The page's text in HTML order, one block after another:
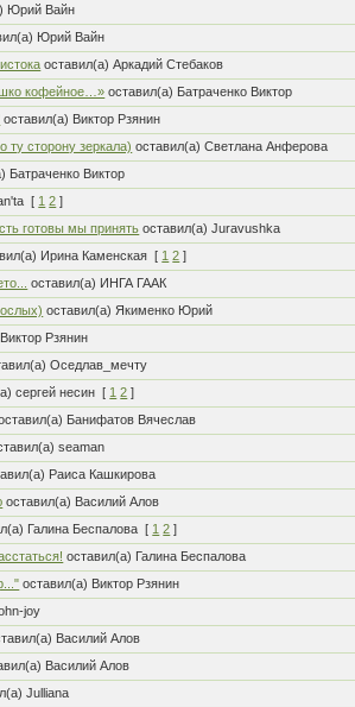
Юрий Вайн
Юрий Вайн
оставил(а) Аркадий Стебаков
кофейное…» оставил(а) Батраченко Виктор
оставил(а) Виктор Рзянин
ту сторону зеркала) оставил(а) Светлана Анферова
Батраченко Виктор
[ 1 2 ]
готовы мы принять оставил(а) Juravushka
Ирина Каменская [ 1 2 ]
оставил(а) ИНГА ГААК
оставил(а) Якименко Юрий
Рзянин
Оседлав_мечту
сергей несин [ 1 2 ]
Банифатов Вячеслав
seaman
Раиса Кашкирова
оставил(а) Василий Алов
Галина Беспалова [ 1 2 ]
оставил(а) Галина Беспалова
оставил(а) Виктор Рзянин
joy
Василий Алов
Василий Алов
Julliana